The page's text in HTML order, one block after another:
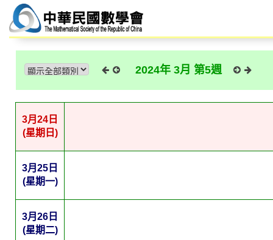
2024年 3月 第5週
3月24日
(星期日)
3月25日
(星期一)
3月26日
(星期二)